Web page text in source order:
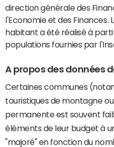
direction générale des
l'Economie et des Finances.
habitant a été réalisé à
populations fournies par
A propos des données
Certaines communes
touristiques de montagne
permanente est souvent
éléments de leur budget à
"majoré" en fonction du